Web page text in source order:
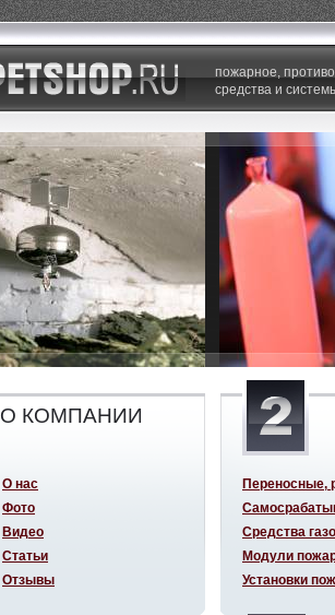
пожарное,
средства и
О КОМПАНИИ
О нас
Фото
Видео
Статьи
Отзывы
Переносные,
Средства
Модули
Установки